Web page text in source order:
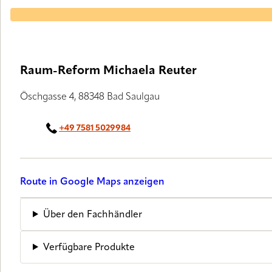
Raum-Reform Michaela Reuter
Öschgasse 4, 88348 Bad Saulgau
+49 7581 5029984
Route in Google Maps anzeigen
Über den Fachhändler
Verfügbare Produkte